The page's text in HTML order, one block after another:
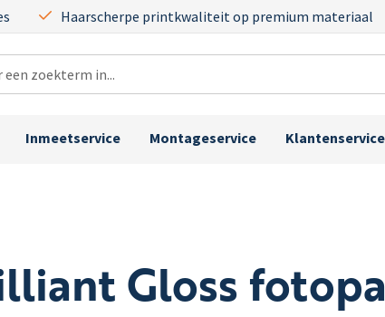
Haarscherpe printkwaliteit op premium materiaal
Inmeetservice Montageservice Klantenservice
Gloss